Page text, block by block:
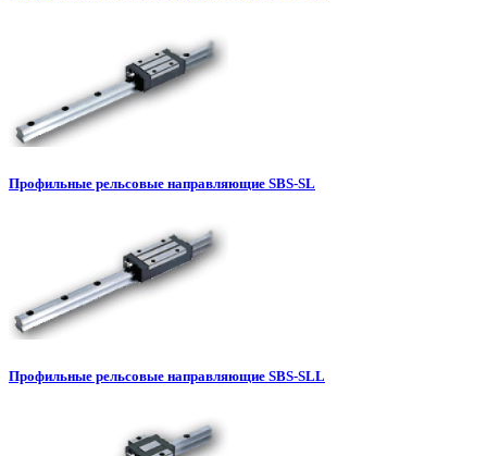
Профильные рельсовые направляющие SBS-SL
Профильные рельсовые направляющие SBS-SLL